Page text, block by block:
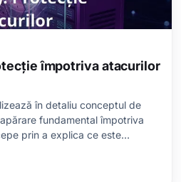
împotriva atacurilor
în detaliu conceptul de
fundamental împotriva
prin a explica ce este
diferite tipuri de firewall